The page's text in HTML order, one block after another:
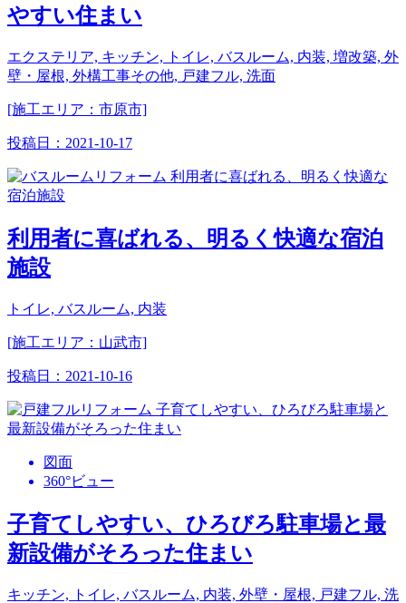
やすい住まい
エクステリア, キッチン, トイレ, バスルーム, 内装, 増改築, 外
壁・屋根, 外構工事その他, 戸建フル, 洗面
[施工エリア：市原市]
投稿日： 2021-10-17
利用者に喜ばれる、明るく快適な宿泊
施設
トイレ, バスルーム, 内装
[施工エリア：山武市]
投稿日： 2021-10-16
図面
360°ビュー
子育てしやすい、ひろびろ駐車場と最
新設備がそろった住まい
キッチン, トイレ, バスルーム, 内装, 外壁・屋根, 戸建フル, 洗